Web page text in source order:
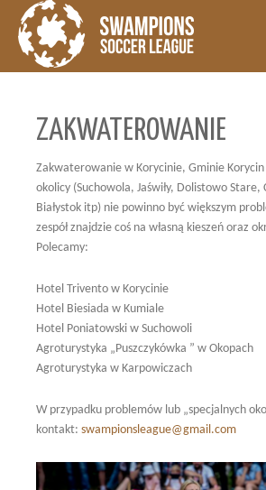
Home» SWAMPIONS SOCCER LEAGUE
ZAKWATEROWANIE
ZAKWATEROWANIE
Zakwaterowanie w Korycinie, Gminie
okolicy (Suchowola, Jaświły, Dolistowo Stare,
Białystok itp) nie powinno być większym
zespół znajdzie coś na własną kieszeń oraz
Polecamy:
Hotel Trivento w Korycinie
Hotel Biesiada w Kumiale
Hotel Poniatowski w Suchowoli
Agroturystyka „Puszczykówka ” w Okopach
Agroturystyka w Karpowiczach
W przypadku problemów lub „specjalnych
kontakt: swampionsleague@gmail.com